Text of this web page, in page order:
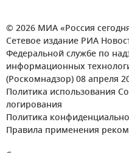
© 2026 МИА «Россия
Сетевое издание РИА
Федеральной службе по
информационных
(Роскомнадзор) 08 апреля
Политика использования
логирования
Политика
Правила применения